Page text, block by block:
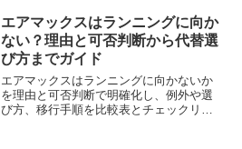
目線で判断できます。
エアマックスはランニングに向か
ない？理由と可否判断から代替選
び方までガイド
エアマックスはランニングに向かないか
を理由と可否判断で明確化し、例外や選
び方、移行手順を比較表とチェックリス